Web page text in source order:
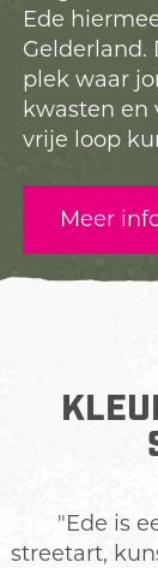
Ede
Gelderland.
plek waar
kwasten en
vrije loop
Meer
"Ede is
streetart,